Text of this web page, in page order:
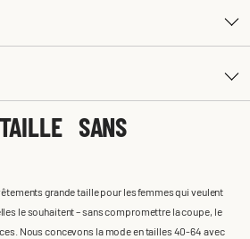
TAILLE SANS
grande taille pour les femmes qui veulent
le souhaitent – sans compromettre la coupe, le
Nous concevons la mode en tailles 40-64 avec